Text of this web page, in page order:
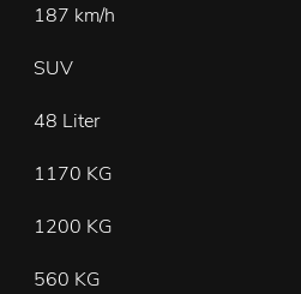
187 km/h
SUV
48 Liter
1170 KG
1200 KG
560 KG